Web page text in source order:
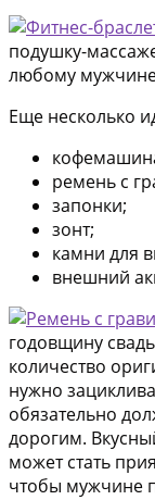
подушку-
любому
Еще несколько
ремень с
запонки;
зонт;
камни для
внешний
годовщину
количество
нужно
обязательно
дорогим.
может стать
чтобы мужчине